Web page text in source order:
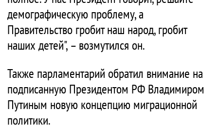
демографическую проблему, а
Правительство гробит наш народ, гробит
наших детей", – возмутился он.
Также парламентарий обратил внимание на
подписанную Президентом РФ Владимиром
Путиным новую концепцию миграционной
политики.